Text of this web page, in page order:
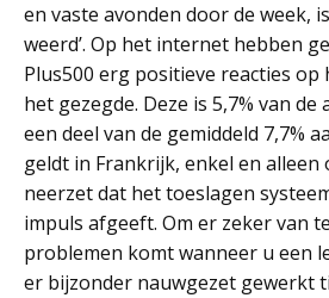
en vaste avonden door de week,
weerd’. Op het internet hebben
Plus500 erg positieve reacties
het gezegde. Deze is 5,7% van
een deel van de gemiddeld 7,7%
geldt in Frankrijk, enkel en alleen
neerzet dat het toeslagen
impuls afgeeft. Om er zeker van
problemen komt wanneer u een
er bijzonder nauwgezet gewerkt